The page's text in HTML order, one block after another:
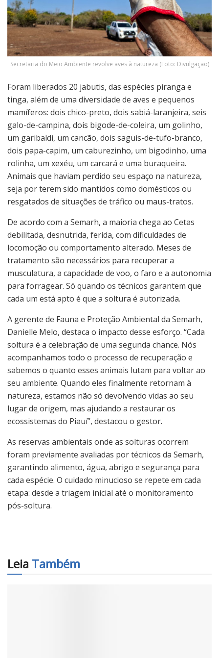
Secretaria do Meio Ambiente revolve aves à natureza (Foto: Divulgação)
Foram liberados 20 jabutis, das espécies piranga e
tinga, além de uma diversidade de aves e pequenos
mamíferos: dois chico-preto, dois sabiá-laranjeira, seis
galo-de-campina, dois bigode-de-coleira, um golinho,
um garibaldi, um cancão, dois saguis-de-tufo-branco,
dois papa-capim, um caburezinho, um bigodinho, uma
rolinha, um xexéu, um carcará e uma buraqueira.
Animais que haviam perdido seu espaço na natureza,
seja por terem sido mantidos como domésticos ou
resgatados de situações de tráfico ou maus-tratos.
De acordo com a Semarh, a maioria chega ao Cetas
debilitada, desnutrida, ferida, com dificuldades de
locomoção ou comportamento alterado. Meses de
tratamento são necessários para recuperar a
musculatura, a capacidade de voo, o faro e a autonomia
para forragear. Só quando os técnicos garantem que
cada um está apto é que a soltura é autorizada.
A gerente de Fauna e Proteção Ambiental da Semarh,
Danielle Melo, destaca o impacto desse esforço. “Cada
soltura é a celebração de uma segunda chance. Nós
acompanhamos todo o processo de recuperação e
sabemos o quanto esses animais lutam para voltar ao
seu ambiente. Quando eles finalmente retornam à
natureza, estamos não só devolvendo vidas ao seu
lugar de origem, mas ajudando a restaurar os
ecossistemas do Piauí”, destacou o gestor.
As reservas ambientais onde as solturas ocorrem
foram previamente avaliadas por técnicos da Semarh,
garantindo alimento, água, abrigo e segurança para
cada espécie. O cuidado minucioso se repete em cada
etapa: desde a triagem inicial até o monitoramento
pós-soltura.
Leia Também